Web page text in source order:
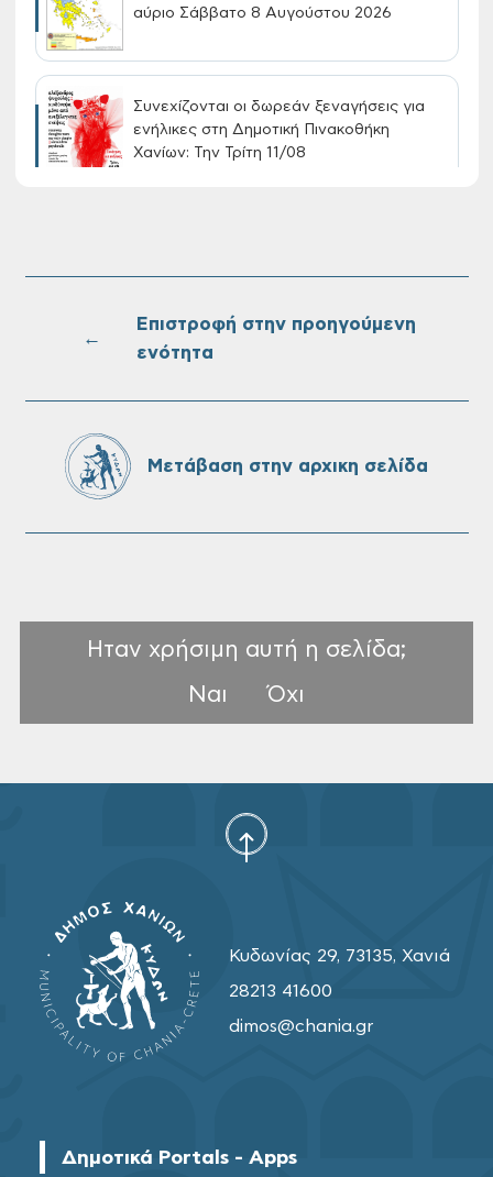
αύριο Σάββατο 8 Αυγούστου 2026
Συνεχίζονται οι δωρεάν ξεναγήσεις για
ενήλικες στη Δημοτική Πινακοθήκη
Χανίων: Την Τρίτη 11/08
Τακτική συνεδρίαση Δημοτικής Επιτροπής
←
Επιστροφή στην προηγούμενη
ενότητα
Μετάβαση στην αρχικη σελίδα
Ηταν χρήσιμη αυτή η σελίδα;
Ναι
Όχι
Κυδωνίας 29, 73135, Χανιά
28213 41600
dimos@chania.gr
Δημοτικά Portals - Apps